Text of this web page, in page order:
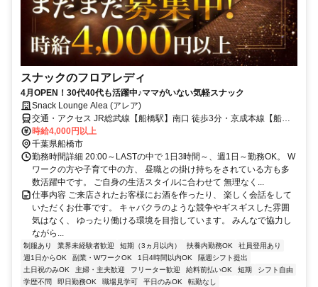
スナックのフロアレディ
4月OPEN！30代40代も活躍中♪ママがいない気軽スナック
Snack Lounge Alea (アレア)
交通・アクセス JR総武線【船橋駅】南口 徒歩3分・京成本線【船橋
駅】東口 徒歩3分
時給4,000円以上
千葉県船橋市
勤務時間詳細 20:00～LASTの中で 1日3時間～、週1日～勤務OK。 W
ワークの方や子育て中の方、 昼職との掛け持ちをされている方も多
数活躍中です。 ご自身の生活スタイルに合わせて 無理なく...
仕事内容 ご来店されたお客様にお酒を作ったり、 楽しく会話をして
いただくお仕事です。 キャバクラのような競争やギスギスした雰囲
気はなく、 ゆったり働ける環境を目指しています。 みんなで協力し
ながら...
制服あり 業界未経験者歓迎 短期（3ヵ月以内） 扶養内勤務OK
社員登用あり
週1日からOK
副業・WワークOK 1日4時間以内OK
隔週シフト提出
土日祝のみOK
主婦・主夫歓迎 フリーター歓迎 給料前払いOK 短期
シフト自由
学歴不問
即日勤務OK 職場見学可 平日のみOK 転勤なし